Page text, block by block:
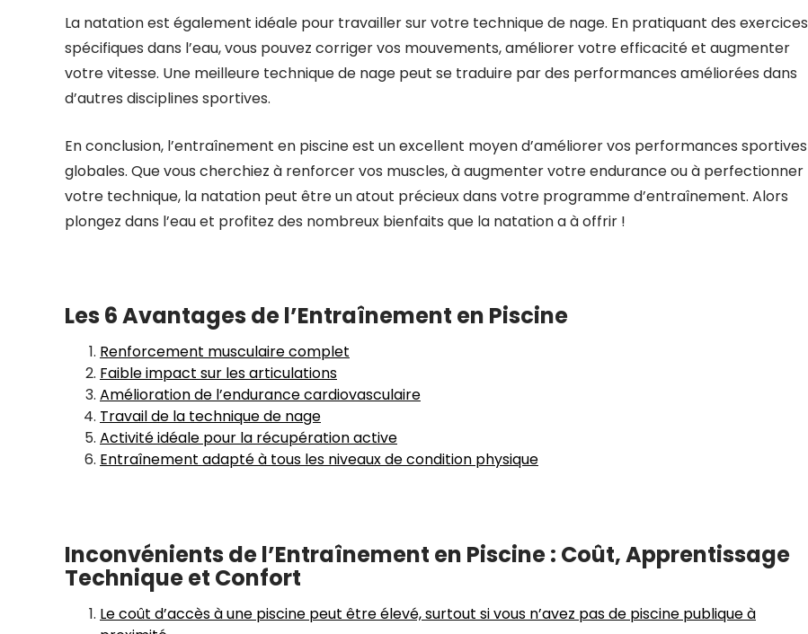
La natation est également idéale pour travailler sur votre technique de nage. En pratiquant des exercices
spécifiques dans l’eau, vous pouvez corriger vos mouvements, améliorer votre efficacité et augmenter
votre vitesse. Une meilleure technique de nage peut se traduire par des performances améliorées dans
d’autres disciplines sportives.
En conclusion, l’entraînement en piscine est un excellent moyen d’améliorer vos performances sportives
globales. Que vous cherchiez à renforcer vos muscles, à augmenter votre endurance ou à perfectionner
votre technique, la natation peut être un atout précieux dans votre programme d’entraînement. Alors
plongez dans l’eau et profitez des nombreux bienfaits que la natation a à offrir !
Les 6 Avantages de l’Entraînement en Piscine
Renforcement musculaire complet
Faible impact sur les articulations
Amélioration de l’endurance cardiovasculaire
Travail de la technique de nage
Activité idéale pour la récupération active
Entraînement adapté à tous les niveaux de condition physique
Inconvénients de l’Entraînement en Piscine : Coût, Apprentissage
Technique et Confort
Le coût d’accès à une piscine peut être élevé, surtout si vous n’avez pas de piscine publique à